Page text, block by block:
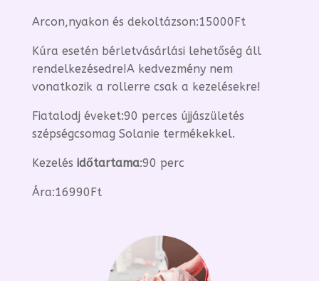
Arcon,nyakon és dekoltázson:15000Ft
Kúra esetén bérletvásárlási lehetőség áll
rendelkezésedre!A kedvezmény nem
vonatkozik a rollerre csak a kezelésekre!
Fiatalodj éveket:90 perces újjászületés
szépségcsomag Solanie termékekkel.
Kezelés időtartama:90 perc
Ára:16990Ft